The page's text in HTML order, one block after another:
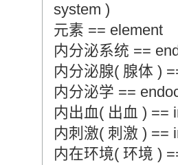
system )
元素 == element
内分泌系统 ==
内分泌腺( 腺体 )
内分泌学 ==
内出血( 出血 ) ==
内刺激( 刺激 ) ==
内在环境( 环境 )